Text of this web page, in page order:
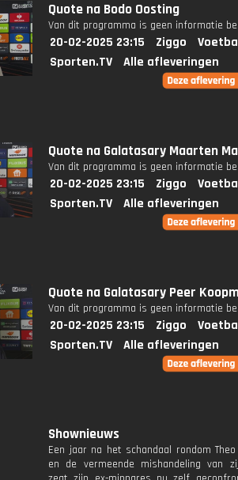
Quote na Bodo Oosting
Van dit programma is geen informatie
20-02-2025 23:15 Ziggo
Sporten.TV
Alle afleveringen
Quote na Galatasary Maarten
Van dit programma is geen informatie
20-02-2025 23:15 Ziggo
Sporten.TV
Alle afleveringen
Quote na Galatasary Peer
Van dit programma is geen informatie
20-02-2025 23:15 Ziggo
Sporten.TV
Alle afleveringen
Shownieuws
Een jaar na het schandaal rondom
en de vermeende mishandeling van